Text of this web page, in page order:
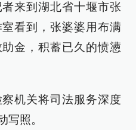
来到湖北省十堰市张
看到，张婆婆用布满
金，积蓄已久的愤懑
机关将司法服务深度
写照。